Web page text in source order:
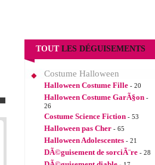
TOUT LES DÉGUISEMENTS
Costume Halloween
Halloween Costume Fille - 20
Halloween Costume GarÃ§on -
26
Costume Science Fiction - 53
Halloween pas Cher - 65
Halloween Adolescentes - 21
DÃ©guisement de sorciÃ¨re - 28